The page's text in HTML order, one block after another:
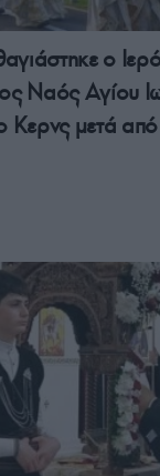
ο
Ναός Αγίου
μετά